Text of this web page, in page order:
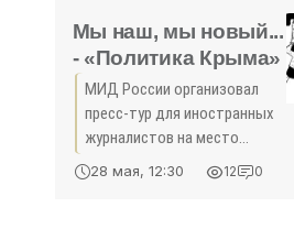
постулат абсолютного
превосходства "Града
Мы наш, мы новый...
- «Политика Крыма»
МИД России организовал
пресс-тур для иностранных
журналистов на место
украинского теракта в
Старобельске -
28 мая, 12:30 12 0